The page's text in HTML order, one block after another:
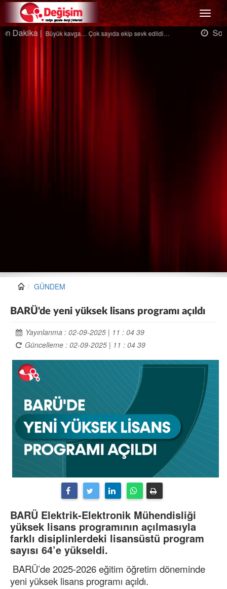
Menü
Son Dakika |Ağaçtan düştü…
GÜNDEM
BARÜ'de yeni yüksek lisans programı açıldı
Yayınlanma : 02-09-2025 | 11 : 04 39
Güncelleme : 02-09-2025 | 11 : 04 39
BARÜ Elektrik-Elektronik Mühendisliği
yüksek lisans programının açılmasıyla
farklı disiplinlerdeki lisansüstü program
sayısı 64’e yükseldi.
BARÜ’de 2025-2026 eğitim öğretim döneminde
yeni yüksek lisans programı açıldı.